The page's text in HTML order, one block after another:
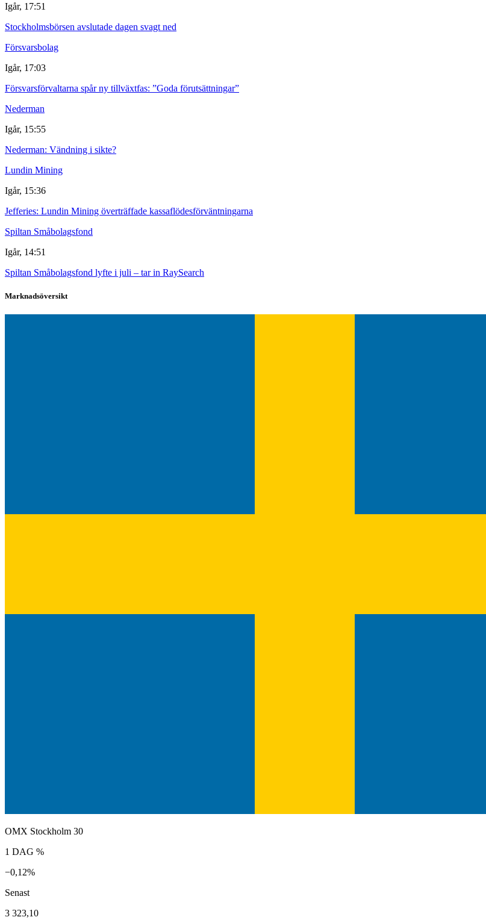
Igår, 17:51
Stockholmsbörsen avslutade dagen svagt ned
Försvarsbolag
Igår, 17:03
Försvarsförvaltarna spår ny tillväxtfas: ”Goda förutsättningar”
Nederman
Igår, 15:55
Nederman: Vändning i sikte?
Lundin Mining
Igår, 15:36
Jefferies: Lundin Mining överträffade kassaflödesförväntningarna
Spiltan Småbolagsfond
Igår, 14:51
Spiltan Småbolagsfond lyfte i juli – tar in RaySearch
Marknadsöversikt
OMX Stockholm 30
1 DAG %
−0,12%
Senast
3 323,10